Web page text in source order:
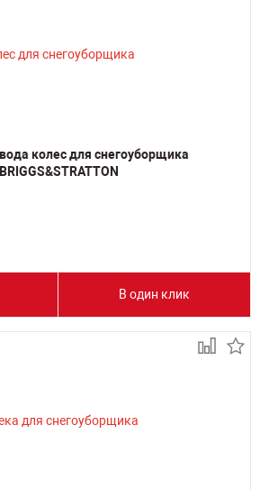
колес для снегоуборщика
BRIGGS&STRATTON
В один клик